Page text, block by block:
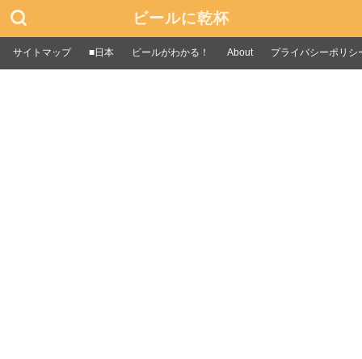
ビールに乾杯
サイトマップ ■日本 ビールがわかる！ About プライバシーポリシ